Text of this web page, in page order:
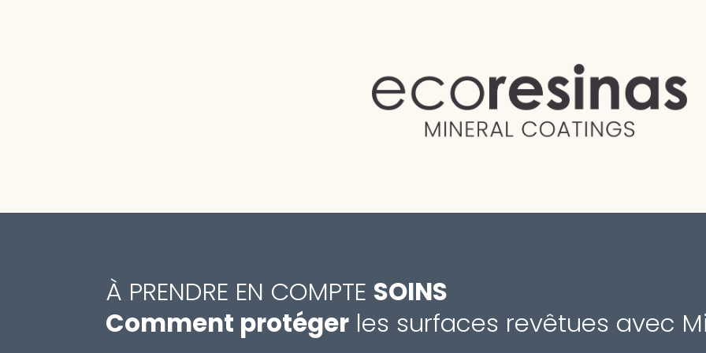
À PRENDRE EN COMPTE SOINS
Comment protéger les surfaces revêtues avec